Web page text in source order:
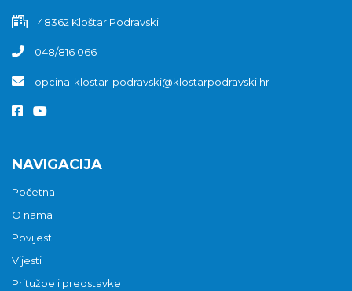
48362 Kloštar Podravski
048/816 066
opcina-klostar-podravski@klostarpodravski.hr
NAVIGACIJA
Početna
O nama
Povijest
Vijesti
Pritužbe i predstavke